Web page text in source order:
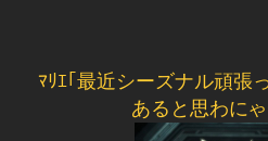
ﾏﾘｴ｢最近シーズナル頑張
あると思わに